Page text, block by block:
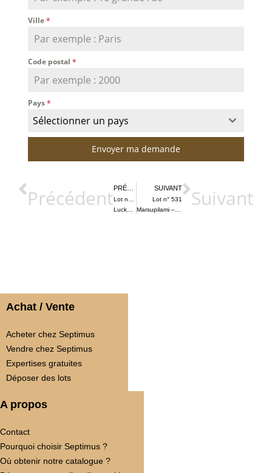
Ville*
Code postal *
Pays*
Sélectionner un pays
Envoyer ma demande
PrécédentLucky Luke – vendu 114 € TTC
SUIVANT
Lot n° 531
Marsupilami – vendu 190 € TTC
Suivant
Achat / Vente
Acheter chez Septimus
Vendre chez Septimus
Expertises gratuites
Déposer des lots
A propos
Contact
Pourquoi choisir Septimus ?
Où obtenir notre catalogue ?